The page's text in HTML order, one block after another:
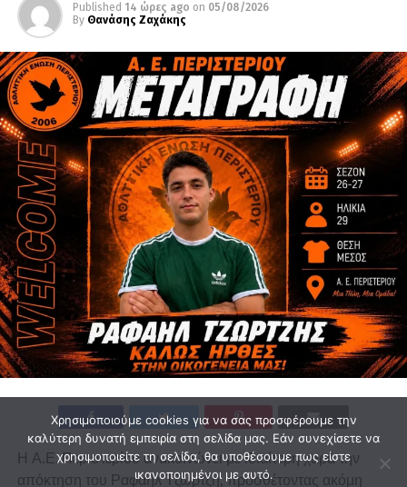
Published 14 ώρες ago on 05/08/2026
By Θανάσης Ζαχάκης
Η Α.Ε. Περιστερίου ανακοινώνει με ιδιαίτερη χαρά την
απόκτηση του Ραφαήλ Τζώρτζη, προσθέτοντας ακόμη
Χρησιμοποιούμε cookies για να σας προσφέρουμε την
καλύτερη δυνατή εμπειρία στη σελίδα μας. Εάν συνεχίσετε να
χρησιμοποιείτε τη σελίδα, θα υποθέσουμε πως είστε
ικανοποιημένοι με αυτό.